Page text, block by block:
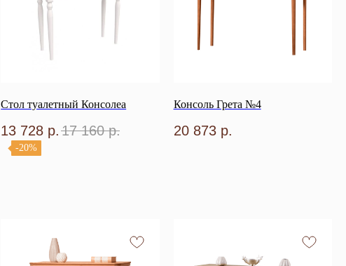
Стол туалетный Консолеа
13 728 р. 17 160 р.
-20%
Консоль Грета №4
20 873 р.